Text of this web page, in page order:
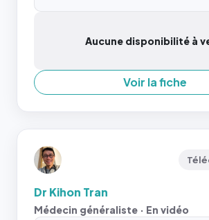
Aucune disponibilité à
Voir la fiche
Dr Kihon Tran
Médecin généraliste · En vidéo